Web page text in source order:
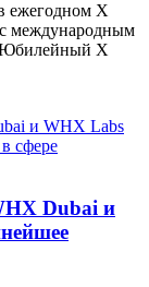
ежегодном X
с международным
Юбилейный X
Dubai и